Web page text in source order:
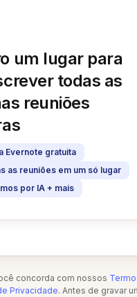
um lugar para
todas as
reuniões
Evernote gratuita
as reuniões em um só lugar
por IA + mais
concorda com nossos
Privacidade. Antes de gravar